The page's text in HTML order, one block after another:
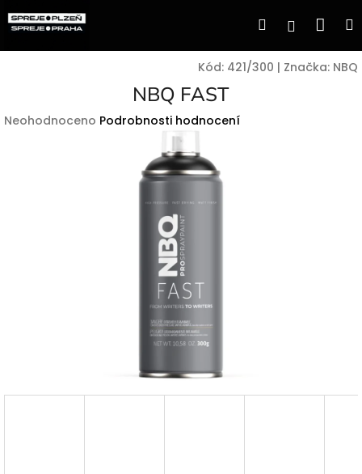
na
Hledat
Kód: 421/300 | Značka: NBQ
NBQ FAST
Průměrné
Neohodnoceno Podrobnosti hodnocení